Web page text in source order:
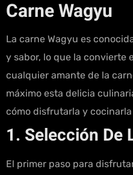
Carne Wagyu
La carne Wagyu es
y sabor, lo que la convierte
cualquier amante de la
máximo esta delicia
cómo disfrutarla y
1. Selección De
El primer paso para